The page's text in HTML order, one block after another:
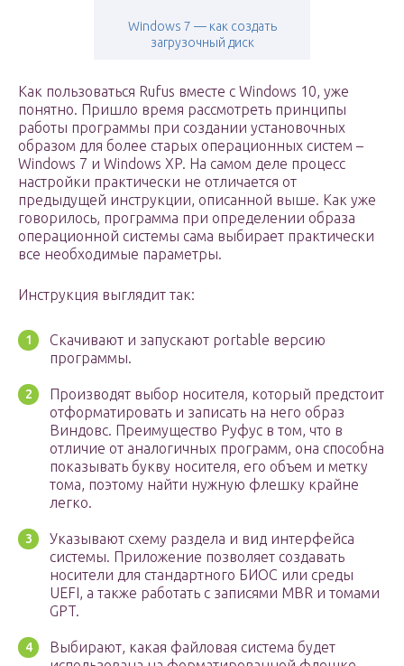
Windows 7 — как создать
загрузочный диск
Как пользоваться Rufus вместе с Windows 10, уже
понятно. Пришло время рассмотреть принципы
работы программы при создании установочных
образом для более старых операционных систем –
Windows 7 и Windows XP. На самом деле процесс
настройки практически не отличается от
предыдущей инструкции, описанной выше. Как уже
говорилось, программа при определении образа
операционной системы сама выбирает практически
все необходимые параметры.
Инструкция выглядит так:
Скачивают и запускают portable версию
программы.
Производят выбор носителя, который предстоит
отформатировать и записать на него образ
Виндовс. Преимущество Руфус в том, что в
отличие от аналогичных программ, она способна
показывать букву носителя, его объем и метку
тома, поэтому найти нужную флешку крайне
легко.
Указывают схему раздела и вид интерфейса
системы. Приложение позволяет создавать
носители для стандартного БИОС или среды
UEFI, а также работать с записями MBR и томами
GPT.
Выбирают, какая файловая система будет